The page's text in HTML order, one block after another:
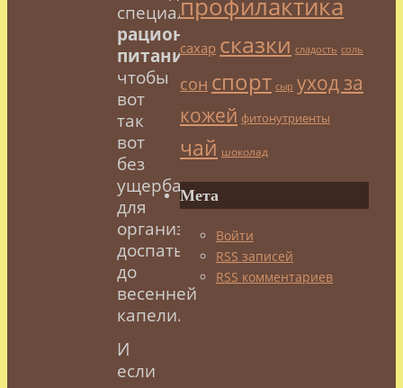
специальный
рацион
питания,
чтобы
вот
так
вот
без
ущерба
для
организма
доспать
до
весенней
капели.
И
если
профилактика
сахар сказки сладость соль
сон спорт сыр уход за
кожей фитонутриенты
чай шоколад
Мета
Войти
RSS записей
RSS комментариев